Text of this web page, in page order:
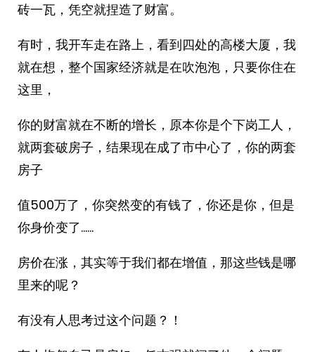
砖一瓦，凭空就捏造了财富。
有时，我开车走在路上，看到四处的高楼大厦，我
就在想，整个国家经济就是在吹泡泡，只要你住在
这里，
你的财富就在不断的增长，原本你是个下岗工人，
就两套破房子，结果现在成了市中心了，你的两套
房子
值500万了，你突然变的有钱了，你还是你，但是
你身价变了……
房价在涨，其实等于我们都在增值，那这些钱是哪
里来的呢？
有没有人思考过这个问题？！